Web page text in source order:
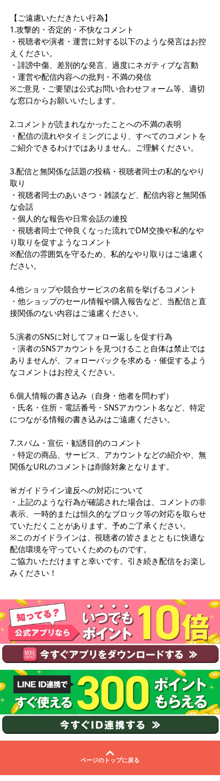
【ご遠慮いただきたい行為】
1.攻撃的・否定的・不快なコメント
・視聴者や演者・運営に対する以下のような発言はお控
えください。
・誹謗中傷、差別的な発言、過度にネガティブな言動
・運営や配信内容への批判・不満の発信
※ご意見・ご要望は公式お問い合わせフォーム等、適切
な窓口からお願いいたします。
2.コメントが読まれなかったことへの不満の表明
・配信の流れやタイミングにより、すべてのコメントを
ご紹介できるわけではありません。ご理解ください。
3.配信と無関係な話題の投稿・視聴者同士の私的なやり
取り
・視聴者同士のあいさつ・雑談など、配信内容と無関係
な会話
・個人的な報告や日常会話の連投
・視聴者同士で仲良くなった流れでDM交換や私的なや
り取りを促すようなコメント
※配信の雰囲気を守るため、私的なやり取りはご遠慮く
ださい。
4.他ショップや競合サービスの名前を挙げるコメント
・他ショップのセール情報や購入報告など、当配信と直
接関係のない内容はご遠慮ください。
5.演者のSNSに対してフォロー返しを促す行為
・演者のSNSアカウントを見つけること自体は禁止では
ありませんが、フォローバックを求める・催促するよう
なコメントはお控えください。
6.個人情報の書き込み（自身・他者を問わず）
・氏名・住所・電話番号・SNSアカウント名など、特定
につながる情報の書き込みはご遠慮ください。
7.スパム・宣伝・勧誘目的のコメント
・特定の商品、サービス、アカウントなどの紹介や、無
関係なURLのコメントは削除対象となります。
🚨ガイドライン違反への対応について
・上記のような行為が確認された場合は、コメントの非
表示、一時的または恒久的なブロック等の対応を取らせ
ていただくことがあります。予めご了承ください。
※このガイドラインは、視聴者の皆さまとともに快適な
配信環境を守っていくためのものです。
ご協力いただけますと幸いです。引き続き配信をお楽し
ページのトップに戻る